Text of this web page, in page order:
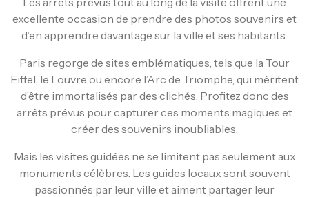
excellente occasion de prendre des photos souvenirs et
d’en apprendre davantage sur la ville et ses habitants.
Paris regorge de sites emblématiques, tels que la Tour
Eiffel, le Louvre ou encore l’Arc de Triomphe, qui méritent
d’être immortalisés par des clichés. Profitez donc des
arrêts prévus pour capturer ces moments magiques et
créer des souvenirs inoubliables.
Mais les visites guidées ne se limitent pas seulement aux
monuments célèbres. Les guides locaux sont souvent
passionnés par leur ville et aiment partager leur